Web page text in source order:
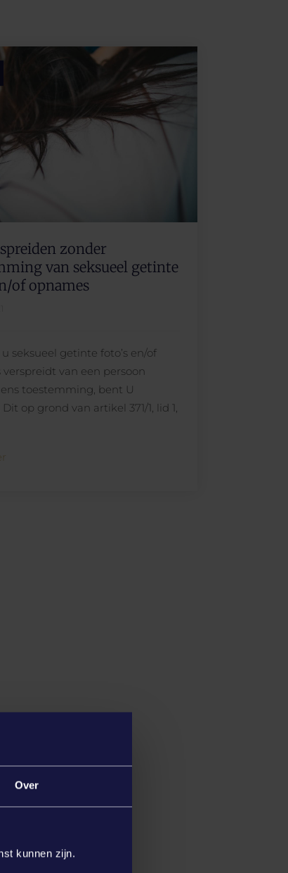
Over
kunnen zijn.
zonder
van seksueel getinte
of opnames
seksueel getinte foto’s en/of
verspreidt van een persoon
toestemming, bent U
op grond van artikel 371/1, lid 1,